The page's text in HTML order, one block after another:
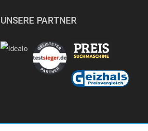
UNSERE PARTNER